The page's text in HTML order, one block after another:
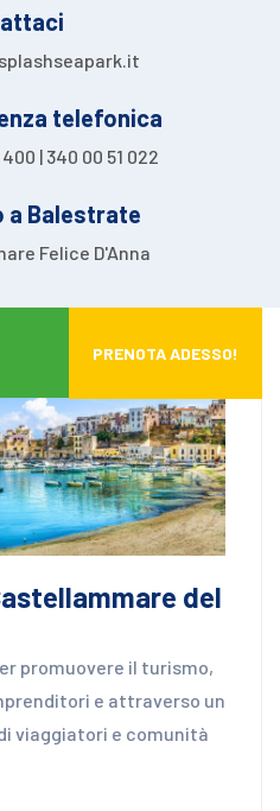
telefonica
| 340 00 51 022
a Balestrate
Felice D'Anna
PRENOTA ADESSO!
del
promuovere il turismo,
e attraverso un
viaggiatori e comunità